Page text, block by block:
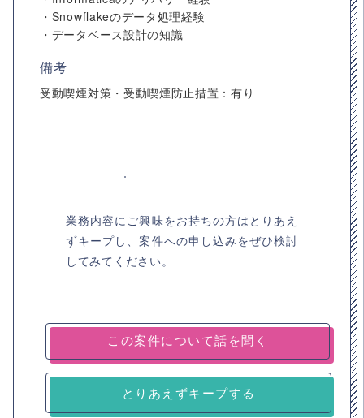
・Snowflakeのデータ処理経験
・データベース設計の知識
備考
受動喫煙対策・受動喫煙防止措置：有り
業務内容にご興味をお持ちの方はとりあえ
ずキープし、案件への申し込みをぜひ検討
してみてください。
とりあえずキープする